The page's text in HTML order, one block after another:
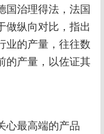
国治理得法，法国
做纵向对比，指出
业的产量，往往数
的产量，以佐证其
心最高端的产品